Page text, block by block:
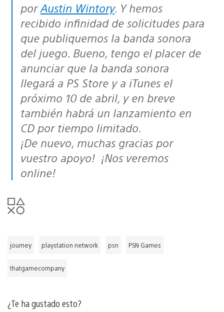
porAustin Wintory. Y hemos
recibido infinidad de solicitudes para
que publiquemos la banda sonora
del juego. Bueno, tengo el placer de
anunciar que la banda sonora
llegará a PS Store y a iTunes el
próximo 10 de abril, y en breve
también habrá un lanzamiento en
CD por tiempo limitado.
¡De nuevo, muchas gracias por
vuestro apoyo! ¡Nos veremos
online!
journey playstation network psn PSN Games
thatgamecompany
¿Te ha gustado esto?